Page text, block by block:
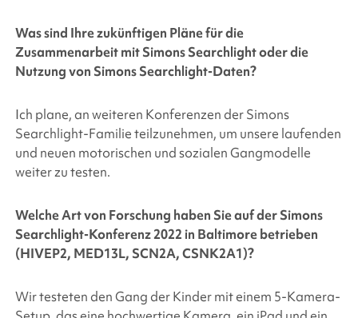
Was sind Ihre zukünftigen Pläne für die
Zusammenarbeit mitSimons Searchlightoder die
Nutzung von Simons Searchlight-Daten?
Ich plane, an weiteren Konferenzen derSimons
Searchlight-Familie teilzunehmen, um unsere laufenden
und neuen motorischen und sozialen Gangmodelle
weiter zu testen.
Welche Art von Forschung haben Sie auf derSimons
Searchlight-Konferenz 2022 in Baltimore betrieben
(HIVEP2, MED13L, SCN2A, CSNK2A1)?
Wir testeten den Gang der Kinder mit einem 5-Kamera-